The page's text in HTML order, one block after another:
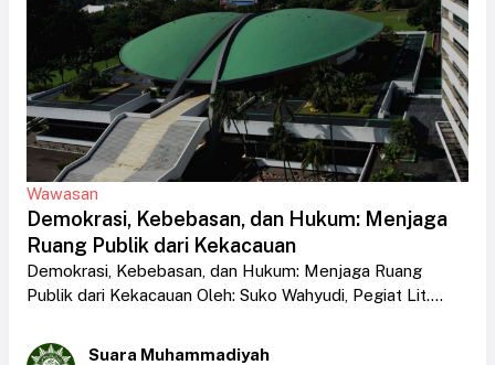
Wawasan
Demokrasi, Kebebasan, dan Hukum: Menjaga
Ruang Publik dari Kekacauan
Demokrasi, Kebebasan, dan Hukum: Menjaga Ruang
Publik dari Kekacauan Oleh: Suko Wahyudi, Pegiat Lit....
Suara Muhammadiyah